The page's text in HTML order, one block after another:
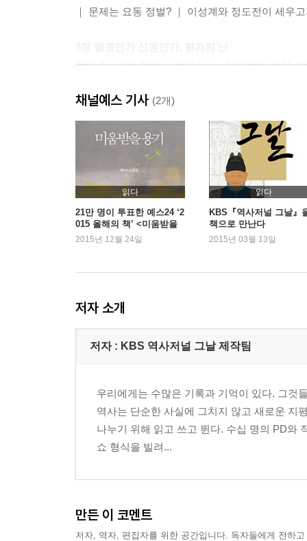
｜ 문제는 요동 정벌? ｜ 이성계와 정도전이 세우
‘왕자의 난’은 어떤 사건인가 ｜ 정도전은 정말
이유 ｜ 꼭두각시 임금 정종 ｜ “굵은 기둥을 세우
정도전이 꿈꿨던 조선은 사라졌나 ｜ 외척을 제거
4장 세자 양녕, 폐위된 날
세자가 폐위된 이유 ｜ 적장자 계승의 기원 ｜ 적
양녕대군 ｜ 폐위를 부른 양녕의 스캔들 ｜ 양녕
충녕대군은 어땠을까? ｜ 폐위된 후의 삶 ｜ 양녕
5장 조선, 왜구와의 전쟁을 선포하다: 대마도 정벌
메시지 ｜ 꼬여만 가는 한일 관계 ｜ 일본의 혐한
6장 세종, 집현전을 열던 날
한국사 최초의 국민투표 ｜ 어떤 방식으로 실시
채널예스 기사 (2개)
읽다
21만 명이 투표한 예스24 ‘2
015 올해의 책’ <미움받을
용기>
2015년 12월 24일
읽다
KBS『역사저널 그날』
책으로 만난다
2015년 03월 13일
저자 소개
저자 : KBS 역사저널 그날 제작팀
우리에게는 수많은 기록과 기억이 있다. 그것
역사는 단순한 사실에 그치지 않고 새로운 지
나누기 위해 읽고 쓰고 뛴다. 수십 명의 PD와
쇼 형식을 빌려...
만든 이 코멘트
저자, 역자, 편집자를 위한 공간입니다. 독자들에게 전하